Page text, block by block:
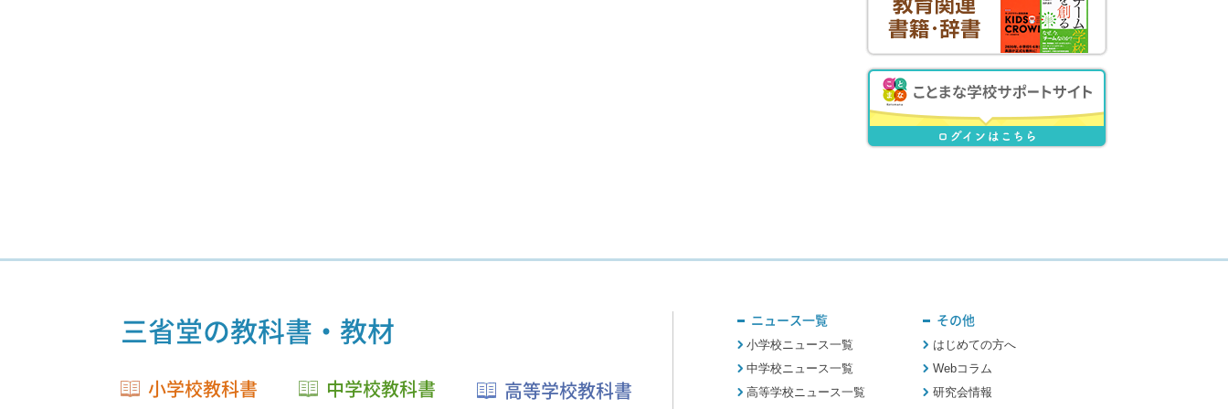
三省堂の教科書・教材
小学校教科書 中学校教科書 高等学校教科書
その他
はじめての方へ
Webコラム
研究会情報
ニュース一覧
小学校ニュース一覧
中学校ニュース一覧
高等学校ニュース一覧